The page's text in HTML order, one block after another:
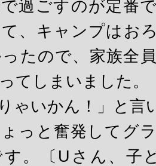
過ごすのが定番
、キャンプはお
たので、家族全
てしまいました。
ゃいかん！」と言
っと奮発してグ
。〔Uさん、子